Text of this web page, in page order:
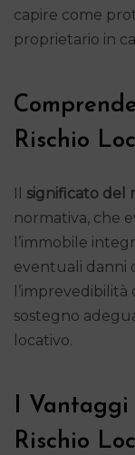
capire come
proprietario in
Rischio
Il significato del
normativa, che
l’immobile
eventuali danni
sostegno
locativo.
I Vantaggi
Rischio